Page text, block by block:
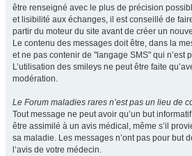
être renseigné avec le plus de précision
et lisibilité aux échanges, il est conseillé de
partir du moteur du site avant de créer un
Le contenu des messages doit être, dans la
et ne pas contenir de "langage SMS" qui n’est
L’utilisation des smileys ne peut être faite
modération.
Le Forum maladies rares n’est pas un lieu de
Tout message ne peut avoir qu’un but
être assimilé à un avis médical, même s’il
sa maladie. Les messages n’ont pas pour but
l’avis de votre médecin.